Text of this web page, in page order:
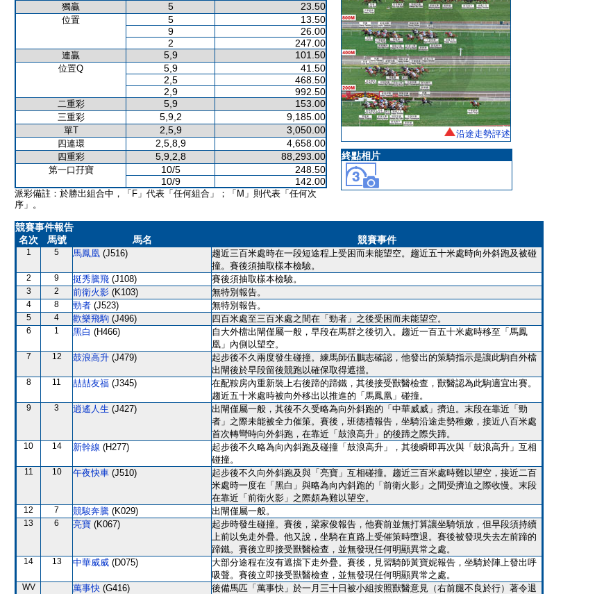
獨贏
5 23.50
位置 5
13.50
9
26.00
2
247.00
連贏 5,9 101.50
位置Q 5,9
41.50
2,5
468.50
2,9
992.50
二重彩 5,9 153.00
三重彩 5,9,2 9,185.00
單T 2,5,9 3,050.00
四連環 2,5,8,9 4,658.00
四重彩 5,9,2,8 88,293.00
第一口孖寶 10/5
248.50
10/9
142.00
派彩備註：於勝出組合中，「F」代表「任何組合」；「M」則代表「任何次
序」。
沿途走勢評述
終點相片
競賽事件報告
名次
馬號 馬名 競賽事件
1 5 馬鳳凰 (J516)
趨近三百米處時在一段短途程上受困而未能望空。趨近五十米處時向外斜跑及被碰
撞。賽後須抽取樣本檢驗。
2 9 挺秀騰飛 (J108) 賽後須抽取樣本檢驗。
3 2 前衛火影 (K103) 無特別報告。
4 8 勁者 (J523) 無特別報告。
5 4 歡樂飛駒 (J496) 四百米處至三百米處之間在「勁者」之後受困而未能望空。
6 1 黑白 (H466)
自大外檔出閘僅屬一般，早段在馬群之後切入。趨近一百五十米處時移至「馬鳳
凰」內側以望空。
7 12 鼓浪高升 (J479)
起步後不久兩度發生碰撞。練馬師伍鵬志確認，他發出的策騎指示是讓此駒自外檔
出閘後於早段留後競跑以確保取得遮擋。
8 11 喆喆友福 (J345)
在配鞍房內重新裝上右後蹄的蹄鐵，其後接受獸醫檢查，獸醫認為此駒適宜出賽。
趨近五十米處時被向外移出以推進的「馬鳳凰」碰撞。
9 3 逍遙人生 (J427)
出閘僅屬一般，其後不久受略為向外斜跑的「中華威威」擠迫。末段在靠近「勁
者」之際未能被全力催策。賽後，班德禮報告，坐騎沿途走勢稚嫩，接近八百米處
首次轉彎時向外斜跑，在靠近「鼓浪高升」的後蹄之際失蹄。
10 14 新幹線 (H277)
起步後不久略為向內斜跑及碰撞「鼓浪高升」，其後瞬即再次與「鼓浪高升」互相
碰撞。
11 10 午夜快車 (J510)
起步後不久向外斜跑及與「亮寶」互相碰撞。趨近三百米處時難以望空，接近二百
米處時一度在「黑白」與略為向內斜跑的「前衛火影」之間受擠迫之際收慢。末段
在靠近「前衛火影」之際頗為難以望空。
12 7 競駿奔騰 (K029) 出閘僅屬一般。
13 6 亮寶 (K067)
起步時發生碰撞。賽後，梁家俊報告，他賽前並無打算讓坐騎領放，但早段須持續
上前以免走外疊。他又說，坐騎在直路上受催策時墮退。賽後被發現失去左前蹄的
蹄鐵。賽後立即接受獸醫檢查，並無發現任何明顯異常之處。
14 13 中華威威 (D075)
大部分途程在沒有遮擋下走外疊。賽後，見習騎師黃寶妮報告，坐騎於陣上發出呼
吸聲。賽後立即接受獸醫檢查，並無發現任何明顯異常之處。
WV 萬事快 (G416)
後備馬匹「萬事快」於一月三十日被小組按照獸醫意見（右前腿不良於行）著令退